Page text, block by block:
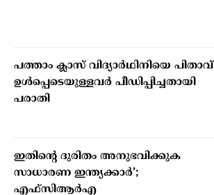
പത്താം ക്ലാസ് വിദ്യാര്‍ഥിനിയെ പിതാവ്
ഉള്‍പ്പെടെയുള്ളവര്‍ പീഡിപ്പിച്ചതായി
പരാതി
ഇതിന്റെ ദുരിതം അനുഭവിക്കുക
സാധാരണ ഇന്ത്യക്കാര്‍’;
എഫ്‌സിആര്‍എ